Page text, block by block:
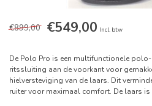
€899,00 €549,00 Incl. btw
De Polo Pro is een multifunctionele
ritssluiting aan de voorkant voor
hielversteviging van de laars. Dit
ruiter voor maximaal comfort. De laars is